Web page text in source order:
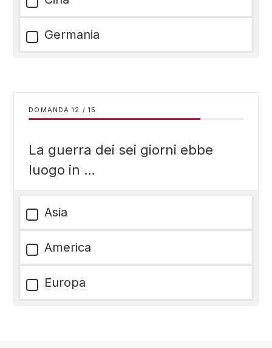
Germania
DOMANDA / 15
La guerra dei sei giorni ebbe
luogo in …
Asia
America
Europa